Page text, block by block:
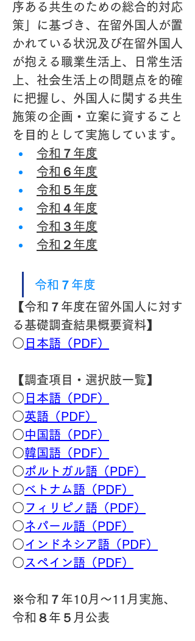
序ある共生のための総合的対応
策」に基づき、在留外国人が置
かれている状況及び在留外国人
が抱える職業生活上、日常生活
上、社会生活上の問題点を的確
に把握し、外国人に関する共生
施策の企画・立案に資すること
を目的として実施しています。
令和７年度
令和６年度
令和５年度
令和４年度
令和３年度
令和２年度
令和７年度
【令和７年度在留外国人に対す
る基礎調査結果概要資料】
○ 日本語（PDF）
【調査項目・選択肢一覧】
○ 日本語（PDF）
○英語（PDF）
○中国語（PDF）
○韓国語（PDF）
○ポルトガル語（PDF）
○ベトナム語（PDF）
○ フィリピノ語（PDF）
○ネパール語（PDF）
○インドネシア語（PDF）
○ スペイン語（PDF）
※令和７年10月～11月実施、
令和８年５月公表